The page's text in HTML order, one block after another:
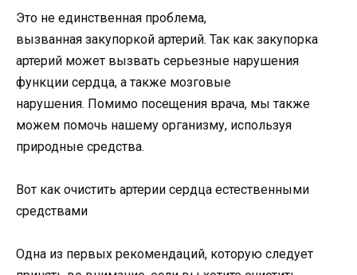
Это не единственная проблема,
вызванная закупоркой артерий. Так как закупорка
артерий может вызвать серьезные нарушения
функции сердца, а также мозговые
нарушения. Помимо посещения врача, мы также
можем помочь нашему организму, используя
природные средства.
Вот как очистить артерии сердца естественными
средствами
Одна из первых рекомендаций, которую следует